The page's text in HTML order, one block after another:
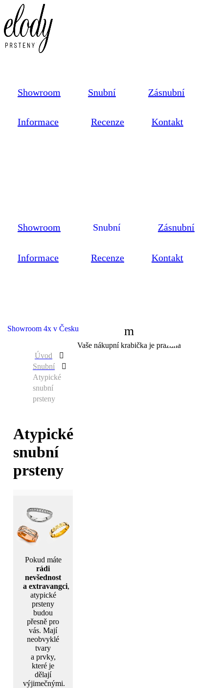
Showroom Snubní Zásnubní
Informace Recenze Kontakt
Showroom Snubní Zásnubní
Informace Recenze Kontakt
Vaše nákupní krabička je prázdná
Showroom 4x v Česku
Úvod
Snubní
Atypické
snubní
prsteny
Atypické
snubní
prsteny
Pokud máte
rádi
nevšednost
a extravangci,
atypické
prsteny
budou
přesně pro
vás. Mají
neobvyklé
tvary
a prvky,
které je
dělají
výjimečnými.